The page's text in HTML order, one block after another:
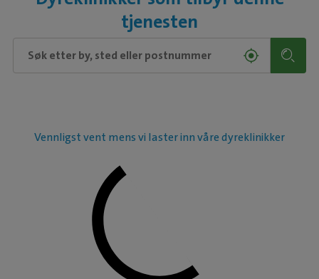
tjenesten
Vennligst vent mens vi laster inn våre dyreklinikker